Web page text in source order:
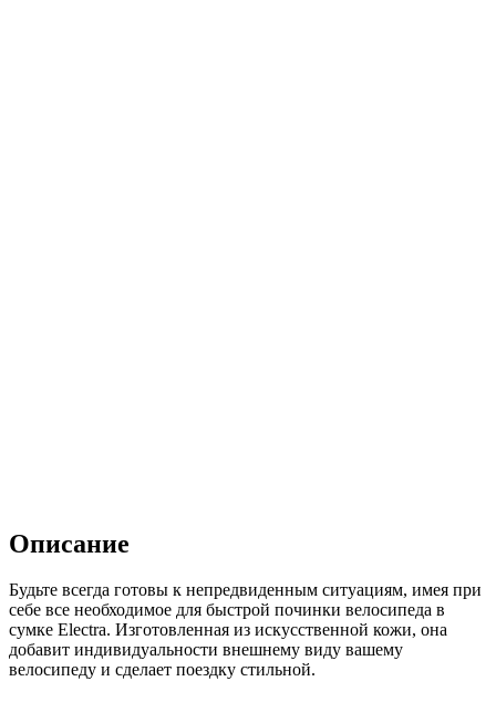
Описание
Будьте всегда готовы к непредвиденным ситуациям, имея при
себе все необходимое для быстрой починки велосипеда в
сумке Electra. Изготовленная из искусственной кожи, она
добавит индивидуальности внешнему виду вашему
велосипеду и сделает поездку стильной.